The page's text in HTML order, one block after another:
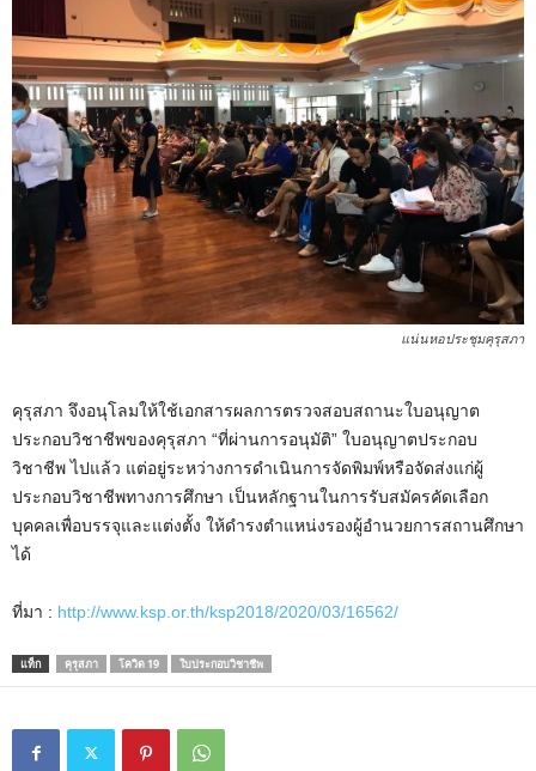
แน่นหอประชุมคุรุสภา
คุรุสภา จึงอนุโลมให้ใช้เอกสารผลการตรวจสอบสถานะใบอนุญาต
ประกอบวิชาชีพของคุรุสภา “ที่ผ่านการอนุมัติ” ใบอนุญาตประกอบ
วิชาชีพ ไปแล้ว แต่อยู่ระหว่างการดำเนินการจัดพิมพ์หรือจัดส่งแก่ผู้
ประกอบวิชาชีพทางการศึกษา เป็นหลักฐานในการรับสมัครคัดเลือก
บุคคลเพื่อบรรจุและแต่งตั้ง ให้ดำรงตำแหน่งรองผู้อำนวยการสถานศึกษา
ได้
ที่มา : http://www.ksp.or.th/ksp2018/2020/03/16562/
แท็ก คุรุสภา โควิด 19 ใบประกอบวิชาชีพ